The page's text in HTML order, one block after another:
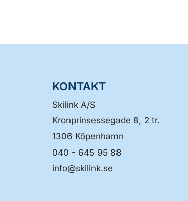
KONTAKT
Skilink A/S
Kronprinsessegade 8, 2 tr.
1306 Köpenhamn
040 - 645 95 88
info@skilink.se